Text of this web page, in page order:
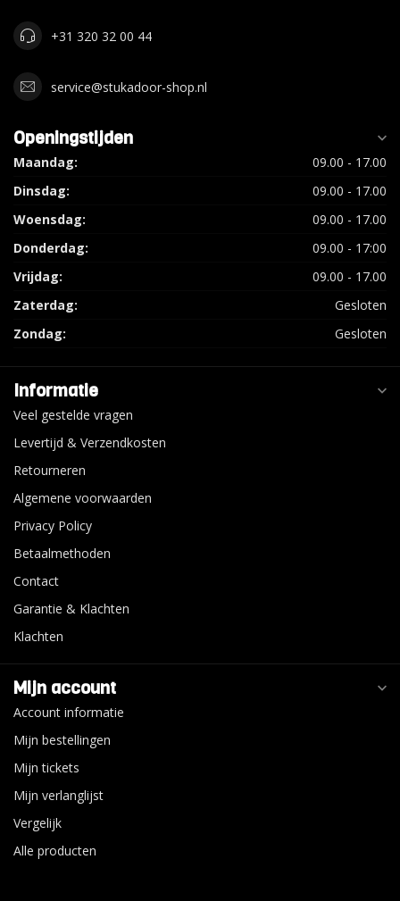
+31 320 32 00 44
service@stukadoor-shop.nl
Openingstijden
Maandag:
09.00 - 17.00
Dinsdag:
09.00 - 17.00
Woensdag:
09.00 - 17.00
Donderdag:
09.00 - 17:00
Vrijdag:
09.00 - 17.00
Zaterdag:
Gesloten
Zondag:
Gesloten
Informatie
Veel gestelde vragen
Levertijd & Verzendkosten
Retourneren
Algemene voorwaarden
Privacy Policy
Betaalmethoden
Contact
Garantie & Klachten
Klachten
Mijn account
Account informatie
Mijn bestellingen
Mijn tickets
Mijn verlanglijst
Vergelijk
Alle producten